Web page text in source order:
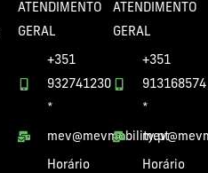
ATENDIMENTO
GERAL
+351
932741230
*
mev@mevmobility.pt
Horário
ATENDIMENTO
GERAL
+351
913168574
*
Horário